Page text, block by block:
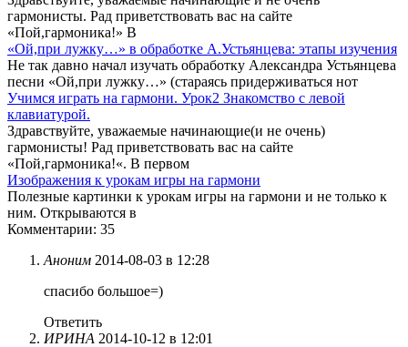
гармонисты. Рад приветствовать вас на сайте
«Пой,гармоника!» В
«Ой,при лужку…» в обработке А.Устьянцева: этапы изучения
Не так давно начал изучать обработку Александра Устьянцева
песни «Ой,при лужку…» (стараясь придерживаться нот
Учимся играть на гармони. Урок2 Знакомство с левой
клавиатурой.
Здравствуйте, уважаемые начинающие(и не очень)
гармонисты! Рад приветствовать вас на сайте
«Пой,гармоника!«. В первом
Изображения к урокам игры на гармони
Полезные картинки к урокам игры на гармони и не только к
ним. Открываются в
Комментарии: 35
Аноним 2014-08-03 в 12:28
спасибо большое=)
Ответить
ИРИНА 2014-10-12 в 12:01